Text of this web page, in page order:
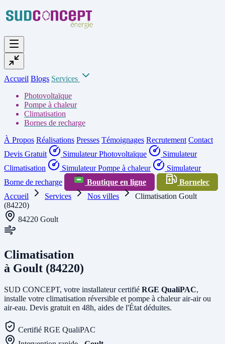
Accueil Blogs Services
Photovoltaïque
Pompe à chaleur
Climatisation
Bornes de recharge
À Propos Réalisations Presses Témoignages Recrutement Contact
Devis Gratuit
Simulateur Photovoltaïque
Simulateur
Climatisation
Simulateur Pompe à chaleur
Simulateur
Borne de recharge
Boutique en ligne
Bornelec
Accueil
Services Nos villes
Climatisation Goult
(84220)
84220 Goult
Climatisation
à Goult (84220)
SUD CONCEPT, votre installateur certifié RGE QualiPAC,
installe votre climatisation réversible et pompe à chaleur air-air ou
air-eau. Devis gratuit en 48h, aides de l'État déduites.
Certifié RGE QualiPAC